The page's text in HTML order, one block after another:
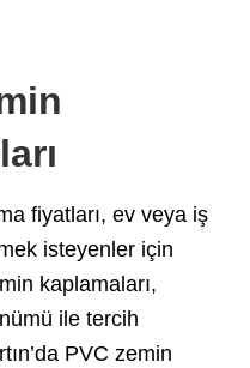
fiyatları, ev veya iş
isteyenler için
kaplamaları,
ile tercih
PVC zemin